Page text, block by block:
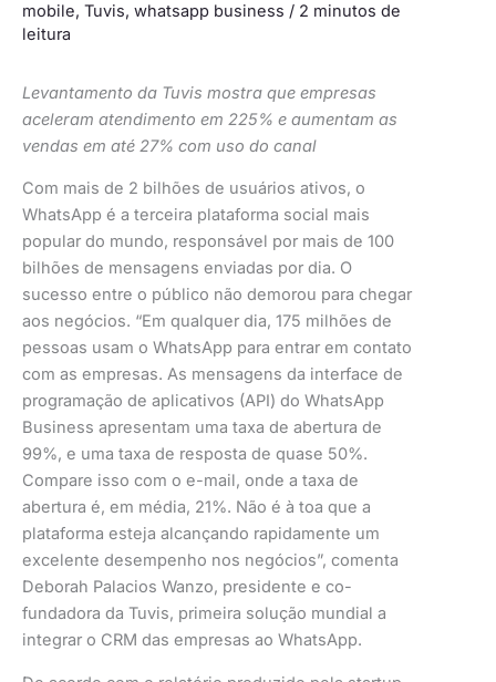
mobile, Tuvis, whatsapp business / 2 minutos de
leitura
Levantamento da Tuvis mostra que empresas
aceleram atendimento em 225% e aumentam as
vendas em até 27% com uso do canal
Com mais de 2 bilhões de usuários ativos, o
WhatsApp é a terceira plataforma social mais
popular do mundo, responsável por mais de 100
bilhões de mensagens enviadas por dia. O
sucesso entre o público não demorou para chegar
aos negócios. “Em qualquer dia, 175 milhões de
pessoas usam o WhatsApp para entrar em contato
com as empresas. As mensagens da interface de
programação de aplicativos (API) do WhatsApp
Business apresentam uma taxa de abertura de
99%, e uma taxa de resposta de quase 50%.
Compare isso com o e-mail, onde a taxa de
abertura é, em média, 21%. Não é à toa que a
plataforma esteja alcançando rapidamente um
excelente desempenho nos negócios”, comenta
Deborah Palacios Wanzo, presidente e co-
fundadora da Tuvis, primeira solução mundial a
integrar o CRM das empresas ao WhatsApp.